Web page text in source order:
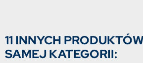
11 INNYCH
SAMEJ KATEGORII: